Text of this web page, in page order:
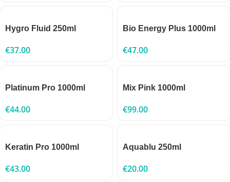
Hygro Fluid 250ml
€37.00
Bio Energy Plus 1000ml
€47.00
Platinum Pro 1000ml
€44.00
Mix Pink 1000ml
€99.00
Keratin Pro 1000ml
€43.00
Aquablu 250ml
€20.00